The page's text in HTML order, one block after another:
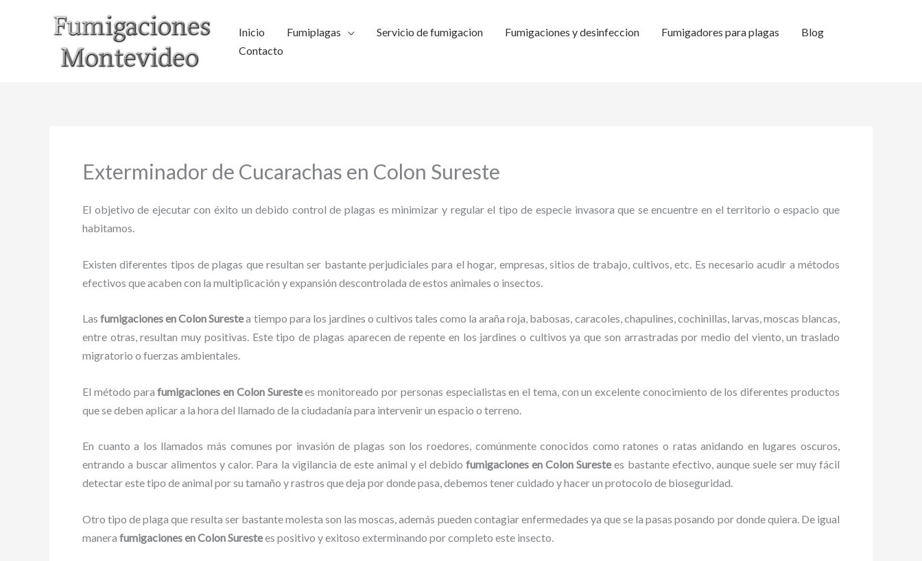
Inicio Fumiplagas Servicio de fumigacion Fumigaciones y desinfeccion Fumigadores para plagas
Blog
Contacto
Exterminador de Cucarachas en Colon Sureste
El objetivo de ejecutar con éxito un debido control de plagas es minimizar y regular el tipo de especie invasora que se encuentre en el territorio o espacio que
habitamos.
Existen diferentes tipos de plagas que resultan ser bastante perjudiciales para el hogar, empresas, sitios de trabajo, cultivos, etc. Es necesario acudir a métodos
efectivos que acaben con la multiplicación y expansión descontrolada de estos animales o insectos.
Lasfumigaciones en Colon Surestea tiempo para los jardines o cultivos tales como la araña roja, babosas, caracoles, chapulines, cochinillas, larvas, moscas blancas,
entre otras, resultan muy positivas. Este tipo de plagas aparecen de repente en los jardines o cultivos ya que son arrastradas por medio del viento, un traslado
migratorio o fuerzas ambientales.
El método parafumigaciones en Colon Surestees monitoreado por personas especialistas en el tema, con un excelente conocimiento de los diferentes productos
que se deben aplicar a la hora del llamado de la ciudadanía para intervenir un espacio o terreno.
En cuanto a los llamados más comunes por invasión de plagas son los roedores, comúnmente conocidos como ratones o ratas anidando en lugares oscuros,
entrando a buscar alimentos y calor. Para la vigilancia de este animal y el debidofumigaciones en Colon Surestees bastante efectivo, aunque suele ser muy fácil
detectar este tipo de animal por su tamaño y rastros que deja por donde pasa, debemos tener cuidado y hacer un protocolo de bioseguridad.
Otro tipo de plaga que resulta ser bastante molesta son las moscas, además pueden contagiar enfermedades ya que se la pasas posando por donde quiera. De igual
manera fumigacionesen Colon Surestees positivo y exitoso exterminando por completo este insecto.